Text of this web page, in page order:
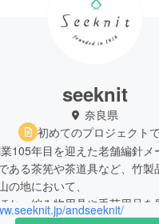
seeknit
奈良県
初めてのプロジェクト
105年目を迎えた老舗編針メ
ある茶筅や茶道具など、竹製
の地において、
か、編み物用具や手芸用品を
andseeknit/